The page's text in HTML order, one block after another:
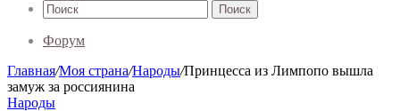
Поиск
Форум
Главная/Моя страна/Народы/Принцесса из Лимпопо вышла
замуж за россиянина
Народы